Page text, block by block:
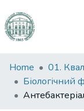
Communities
&
Collections
Home
Біологічний